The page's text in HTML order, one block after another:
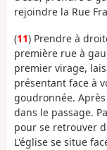
rejoindre la Rue
(11) Prendre à
première rue à
premier virage,
présentant face à
goudronnée.
dans le passage.
pour se retrouver
L'église se situe